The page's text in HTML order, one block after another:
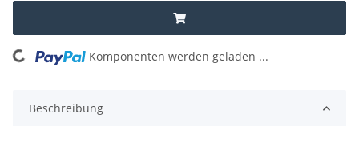
Loading... Komponenten werden geladen ...
Beschreibung